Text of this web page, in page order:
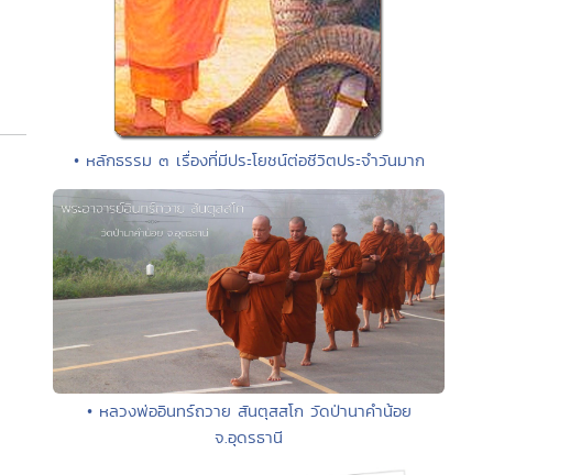
• หลักธรรม ๓ เรื่องที่มีประโยชน์ต่อชีวิตประจำวันมาก
• หลวงพ่ออินทร์ถวาย สันตุสสโก วัดป่านาคำน้อย
จ.อุดรธานี